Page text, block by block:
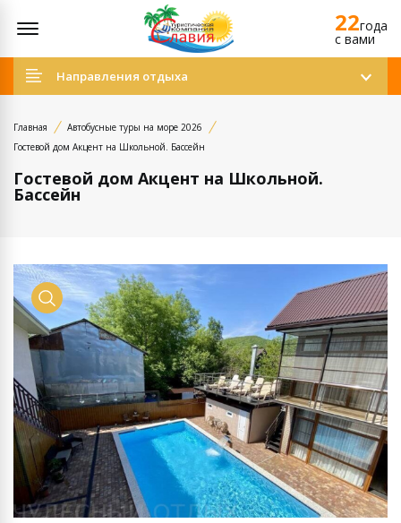
22года
c вами
Направления отдыха
Главная
Автобусные туры на море 2026
Гостевой дом Акцент на Школьной. Бассейн
Гостевой дом Акцент на Школьной.
Бассейн
Просмотр